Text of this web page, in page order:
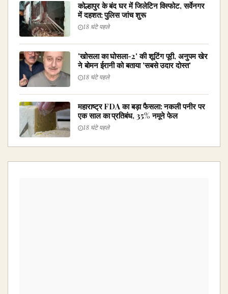
कोल्हापुर के बंद घर में जिलेटिन विस्फोट, सर्वेनगर
में दहशत; पुलिस जांच शुरू
18 घंटे पहले
'खोसला का घोसला-2' की शूटिंग पूरी, अनुपम खेर
ने बोमन ईरानी को बताया 'सबसे उदार दोस्त'
18 घंटे पहले
महाराष्ट्र FDA का बड़ा फैसला: नकली पनीर पर
एक साल का प्रतिबंध, 35% नमूने फेल
18 घंटे पहले